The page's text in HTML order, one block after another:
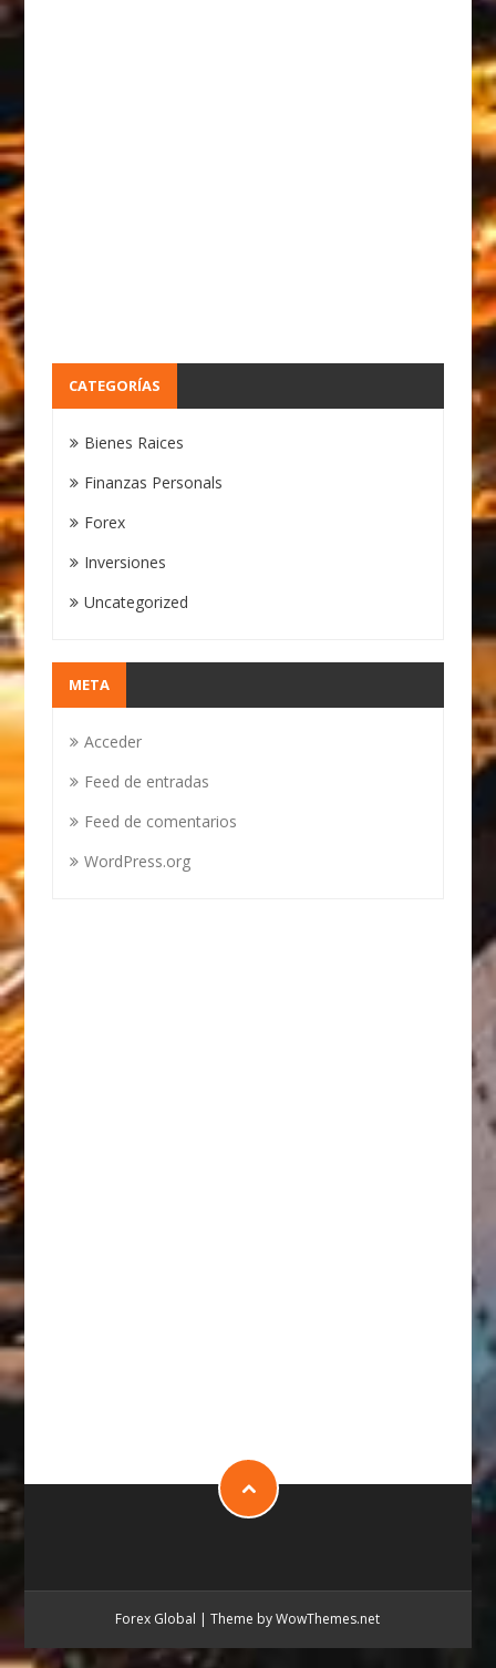
CATEGORÍAS
Bienes Raices
Finanzas Personals
Forex
Inversiones
Uncategorized
META
Acceder
Feed de entradas
Feed de comentarios
WordPress.org
Forex Global |Theme by WowThemes.net